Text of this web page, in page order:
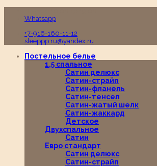
Whatsapp
+7-916-160-11-12
sleeppp.ru@yandex.ru
Постельное белье
1,5 спальное
Сатин делюкс
Сатин-страйп
Сатин-фланель
Сатин-тенсел
Сатин-жатый шелк
Сатин-жаккард
Детское
Двухспальное
Сатин
Евро стандарт
Сатин делюкс
Сатин-страйп